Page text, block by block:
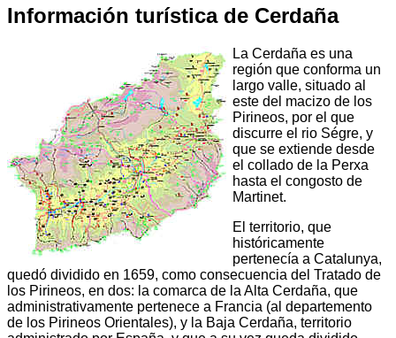
Información turística de Cerdaña
La Cerdaña es una
región que conforma un
largo valle, situado al
este del macizo de los
Pirineos, por el que
discurre el rio Ségre, y
que se extiende desde
el collado de la Perxa
hasta el congosto de
Martinet.
El territorio, que
históricamente
pertenecía a Catalunya,
quedó dividido en 1659, como consecuencia del Tratado de
los Pirineos, en dos: la comarca de la Alta Cerdaña, que
administrativamente pertenece a Francia (al departemento
de los Pirineos Orientales), y la Baja Cerdaña, territorio